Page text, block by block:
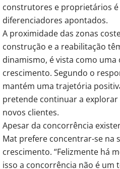
construtores e proprietários
diferenciadores apontados.
A proximidade das zonas
construção e a reabilitação
dinamismo, é vista como
crescimento. Segundo o
mantém uma trajetória
pretende continuar a
novos clientes.
Apesar da concorrência
Mat prefere concentrar-se na
crescimento. “Felizmente há
isso a concorrência não é um